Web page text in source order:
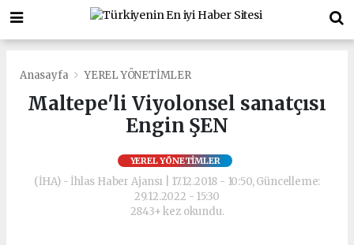
Anasayfa YEREL YÖNETİMLER
Maltepe'li Viyolonsel sanatçısı
Engin ŞEN
YEREL YÖNETİMLER
(İHA) - İhlas Haber Ajansı | 17.12.2018 - 10:50, Güncelleme:
29.12.2022 - 15:30
2843+ kez okundu.